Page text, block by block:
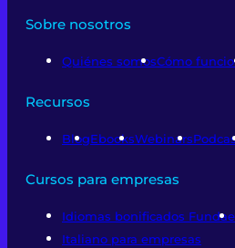
Sobre nosotros
Quiénes somosCómo
Recursos
BlogEbooksWebinars
Cursos para empresas
Idiomas bonificados Fundae
Italiano para empresas